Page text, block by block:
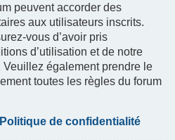
peuvent accorder des
aux utilisateurs inscrits.
vous d’avoir pris
d’utilisation et de notre
également prendre le
toutes les règles du forum
Politique de confidentialité